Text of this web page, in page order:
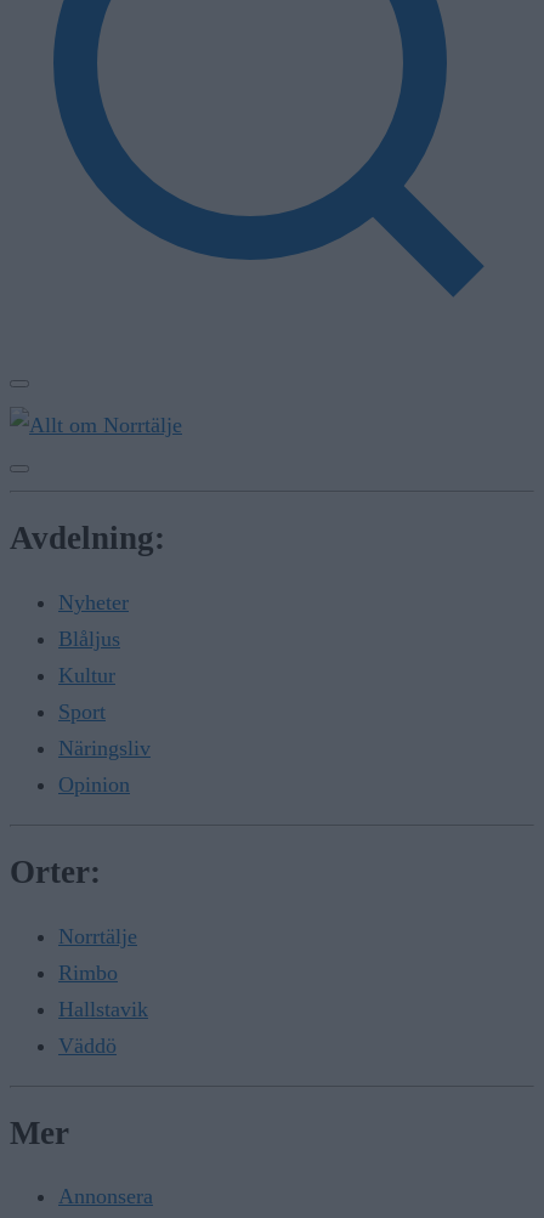
Avdelning:
Nyheter
Blåljus
Kultur
Sport
Näringsliv
Opinion
Orter:
Norrtälje
Rimbo
Hallstavik
Väddö
Mer
Annonsera